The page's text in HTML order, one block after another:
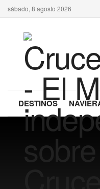
sábado, 8 agosto 2026
DESTINOS